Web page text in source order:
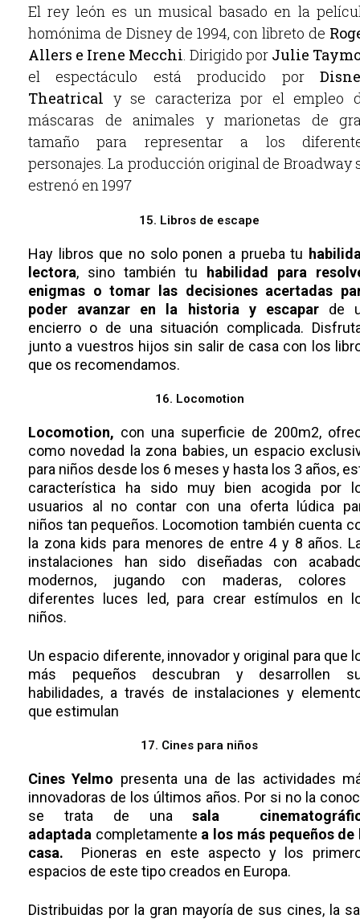
El rey león es un musical basado en la
homónima de Disney de 1994, con libreto de
Allers e Irene Mecchi. Dirigido por Julie
el espectáculo está producido por
Theatrical y se caracteriza por el empleo
máscaras de animales y marionetas de
tamaño para representar a los
personajes. La producción original de Broadway
estrenó en 1997
15. Libros de escape
Hay libros que no solo ponen a prueba tu
lectora, sino también tu
habilidad para
enigmas o tomar las decisiones acertadas
poder avanzar en la historia y escaparde
encierro o de una situación complicada.
junto a vuestros hijos sin salir de casa con los
que os recomendamos.
16. Locomotion
Locomotion, con una superficie de 200m2,
como novedad la zona babies, un espacio
para niños desde los 6 meses y hasta los 3 años,
característica ha sido muy bien acogida por
usuarios al no contar con una oferta lúdica
niños tan pequeños. Locomotion también cuenta
la zona kids para menores de entre 4 y 8 años.
instalaciones han sido diseñadas con
modernos, jugando con maderas, colores
diferentes luces led, para crear estímulos en
niños.
Un espacio diferente, innovador y original para que
más pequeños descubran y desarrollen
habilidades, a través de instalaciones y
que estimulan
17. Cines para niños
Cines Yelmo presenta una de las actividades
innovadoras de los últimos años. Por si no la
se trata de unasala
adaptada completamente a los más pequeños de
casa.
Pioneras en este aspecto y los
espacios de este tipo creados en Europa.
Distribuidas por la gran mayoría de sus cines, la